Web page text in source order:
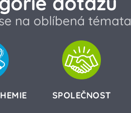
na oblíbená témata
SPOLEČNOST